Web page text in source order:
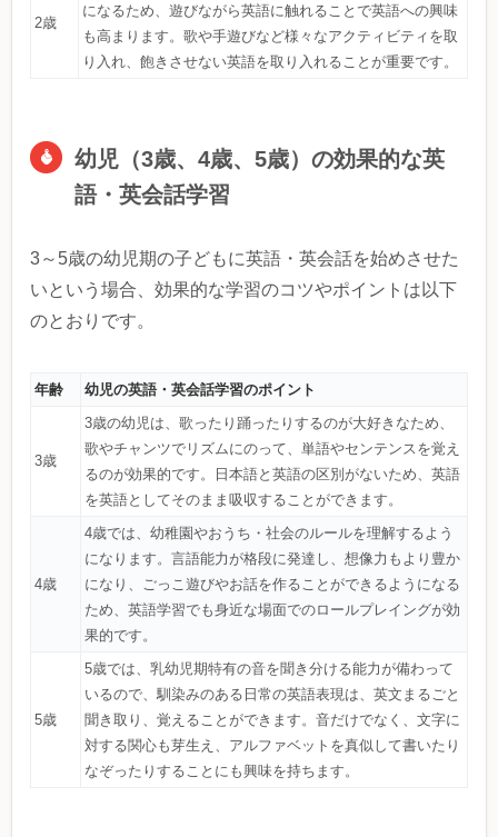
2歳
になるため、遊びながら英語に触れることで英語への興味
も高まります。歌や手遊びなど様々なアクティビティを取
り入れ、飽きさせない英語を取り入れることが重要です。
幼児（3歳、4歳、5歳）の効果的な英
語・英会話学習
3～5歳の幼児期の子どもに英語・英会話を始めさせた
いという場合、効果的な学習のコツやポイントは以下
のとおりです。
年齢 幼児の英語・英会話学習のポイント
3歳
3歳の幼児は、歌ったり踊ったりするのが大好きなため、
歌やチャンツでリズムにのって、単語やセンテンスを覚え
るのが効果的です。日本語と英語の区別がないため、英語
を英語としてそのまま吸収することができます。
4歳
4歳では、幼稚園やおうち・社会のルールを理解するよう
になります。言語能力が格段に発達し、想像力もより豊か
になり、ごっこ遊びやお話を作ることができるようになる
ため、英語学習でも身近な場面でのロールプレイングが効
果的です。
5歳
5歳では、乳幼児期特有の音を聞き分ける能力が備わって
いるので、馴染みのある日常の英語表現は、英文まるごと
聞き取り、覚えることができます。音だけでなく、文字に
対する関心も芽生え、アルファベットを真似して書いたり
なぞったりすることにも興味を持ちます。